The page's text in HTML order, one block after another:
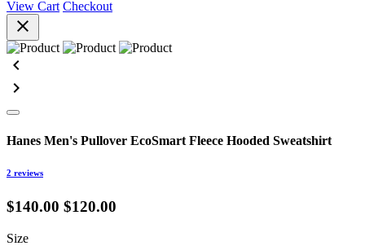
View Cart Checkout
close
chevron_left
chevron_right
Hanes Men's Pullover EcoSmart Fleece Hooded Sweatshirt
2 reviews
$140.00 $120.00
Size